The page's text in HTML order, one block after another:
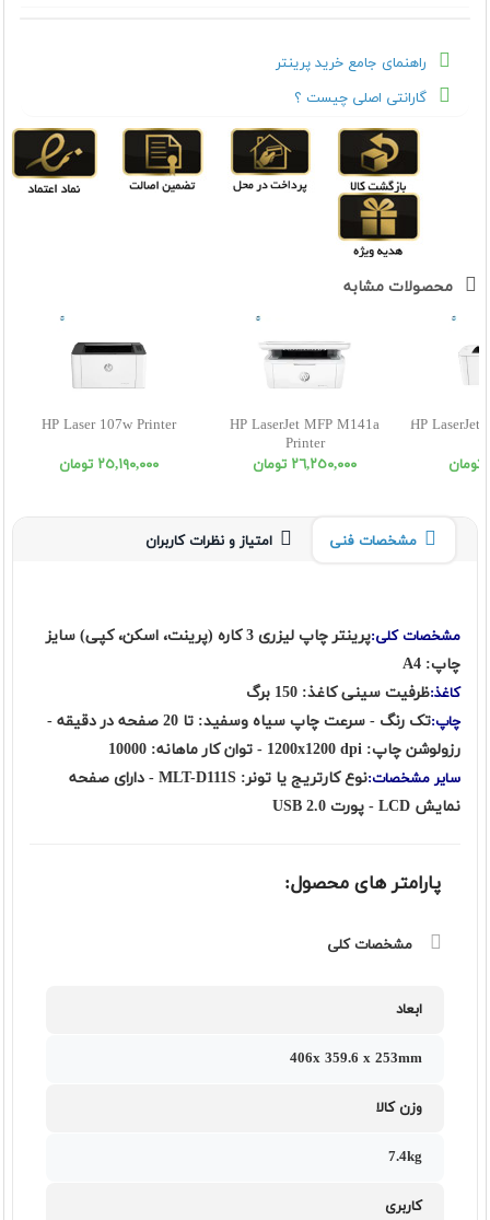
راهنمای جامع خرید پرینتر
گارانتی اصلی چیست ؟
محصولات مشابه
HP Laser 107w Printer
٢٥,١٩٠,٠٠٠ تومان
HP LaserJet MFP M141a
Printer
٢٦,٢٥٠,٠٠٠ تومان
HP LaserJet
مشخصات فنی امتیاز و نظرات کاربران
مشخصات کلی:
پرینتر چاپ لیزری 3 کاره (پرینت، اسکن، کپی) سایز
چاپ: A4
کاغذ:ظرفیت سینی کاغذ: 150 برگ
چاپ:
تک رنگ - سرعت چاپ سیاه وسفید: تا 20 صفحه در دقیقه -
رزولوشن چاپ: 1200x1200 dpi - توان کار ماهانه: 10000
سایر مشخصات:
نوع کارتریج یا تونر: MLT-D111S - دارای صفحه
نمایش LCD - پورت USB 2.0
پارامتر های محصول:
مشخصات کلی
ابعاد
406x 359.6 x 253mm
وزن کالا
7.4kg
کاربری